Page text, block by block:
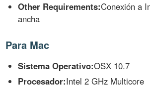
Other Requirements:Conexión a
ancha
Para Mac
Sistema Operativo:OSX 10.7
Procesador:Intel 2 GHz Multicore